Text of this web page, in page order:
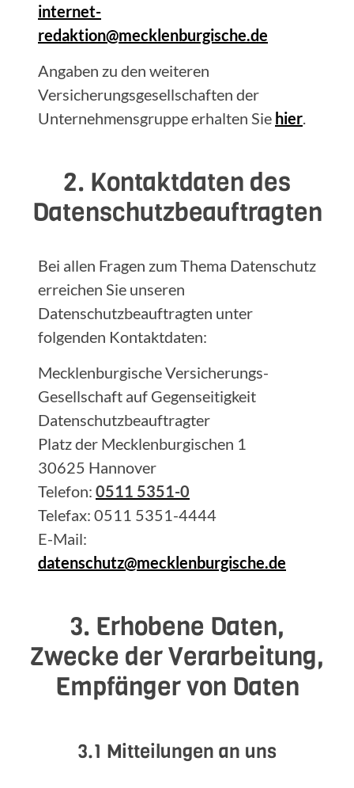
internet-
redaktion@mecklenburgische.de
Angaben zu den weiteren
Versicherungsgesellschaften der
Unternehmensgruppe erhalten Sie hier.
2. Kontaktdaten des
Datenschutzbeauftragten
Bei allen Fragen zum Thema Datenschutz
erreichen Sie unseren
Datenschutzbeauftragten unter
folgenden Kontaktdaten:
Mecklenburgische Versicherungs-
Gesellschaft auf Gegenseitigkeit
Datenschutzbeauftragter
Platz der Mecklenburgischen 1
30625 Hannover
Telefon: 0511 5351-0
Telefax: 0511 5351-4444
E-Mail:
datenschutz@mecklenburgische.de
3. Erhobene Daten,
Zwecke der Verarbeitung,
Empfänger von Daten
3.1 Mitteilungen an uns